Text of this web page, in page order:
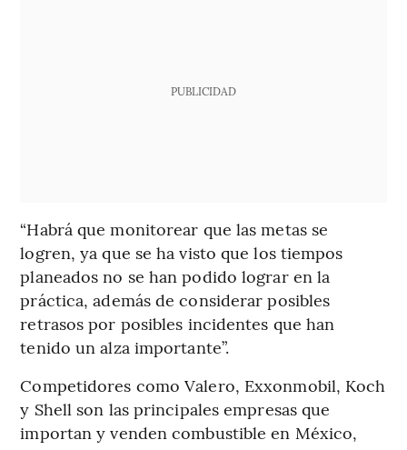
PUBLICIDAD
“Habrá que monitorear que las metas se
logren, ya que se ha visto que los tiempos
planeados no se han podido lograr en la
práctica, además de considerar posibles
retrasos por posibles incidentes que han
tenido un alza importante”.
Competidores como Valero, Exxonmobil, Koch
y Shell son las principales empresas que
importan y venden combustible en México,